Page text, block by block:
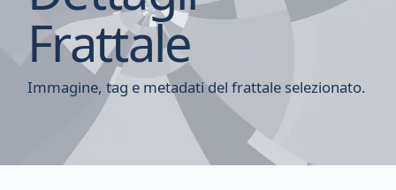
Frattale
Immagine, tag e metadati del frattale selezionato.